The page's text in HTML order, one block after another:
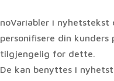
noVariabler i nyhetstekst
personifisere din
tilgjengelig for dette.
De kan benyttes i